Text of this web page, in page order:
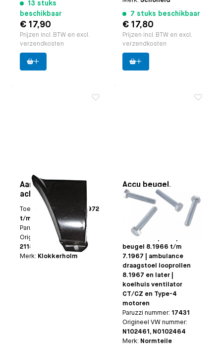
13 stuks
beschikbaar
€ 17,90
Prijzen incl. BTW en excl.
verzendkosten
7 stuks beschikbaar
€ 17,80
Prijzen incl. BTW en excl.
verzendkosten
Aansluitplaat
achterwiel, Links
Toepasbaar op
Bus 8.1972
t/m 7.1979
Paruzzi nummer:20765
Origineel VW nummer:
211809169
Merk: Klokkerholm
Accu beugel,
koelhuis ventilator
en ambulance
draagstoel looprol
bouten M8
Toepasbaar op
Karmann
Ghia: | accu beugel
8.1966 t/m 1971 (VIN 142
23136 411) | Bus: | accu
beugel 8.1966 t/m
7.1967 | ambulance
draagstoel looprollen
8.1967 en later |
koelhuis ventilator
CT/CZ en Type-4
motoren
Paruzzi nummer: 17431
Origineel VW nummer:
N102461, N0102464
Merk: Normteile